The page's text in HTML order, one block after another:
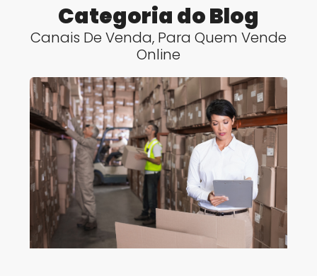
Categoria do Blog
Canais De Venda, Para Quem Vende
Online